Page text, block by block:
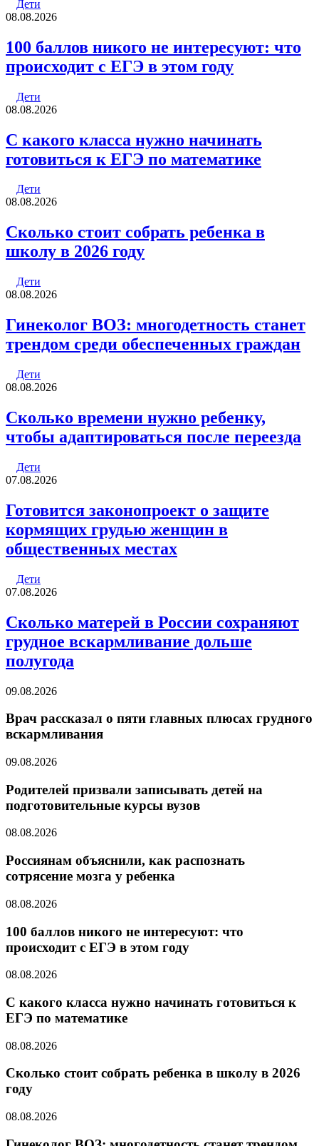
Дети
08.08.2026
100 баллов никого не интересуют: что
происходит с ЕГЭ в этом году
Дети
08.08.2026
С какого класса нужно начинать
готовиться к ЕГЭ по математике
Дети
08.08.2026
Cколько стоит собрать ребенка в
школу в 2026 году
Дети
08.08.2026
Гинеколог ВОЗ: многодетность станет
трендом среди обеспеченных граждан
Дети
08.08.2026
Сколько времени нужно ребенку,
чтобы адаптироваться после переезда
Дети
07.08.2026
Готовится законопроект о защите
кормящих грудью женщин в
общественных местах
Дети
07.08.2026
Сколько матерей в России сохраняют
грудное вскармливание дольше
полугода
09.08.2026
Врач рассказал о пяти главных плюсах грудного
вскармливания
09.08.2026
Родителей призвали записывать детей на
подготовительные курсы вузов
08.08.2026
Россиянам объяснили, как распознать
сотрясение мозга у ребенка
08.08.2026
100 баллов никого не интересуют: что
происходит с ЕГЭ в этом году
08.08.2026
С какого класса нужно начинать готовиться к
ЕГЭ по математике
08.08.2026
Cколько стоит собрать ребенка в школу в 2026
году
08.08.2026